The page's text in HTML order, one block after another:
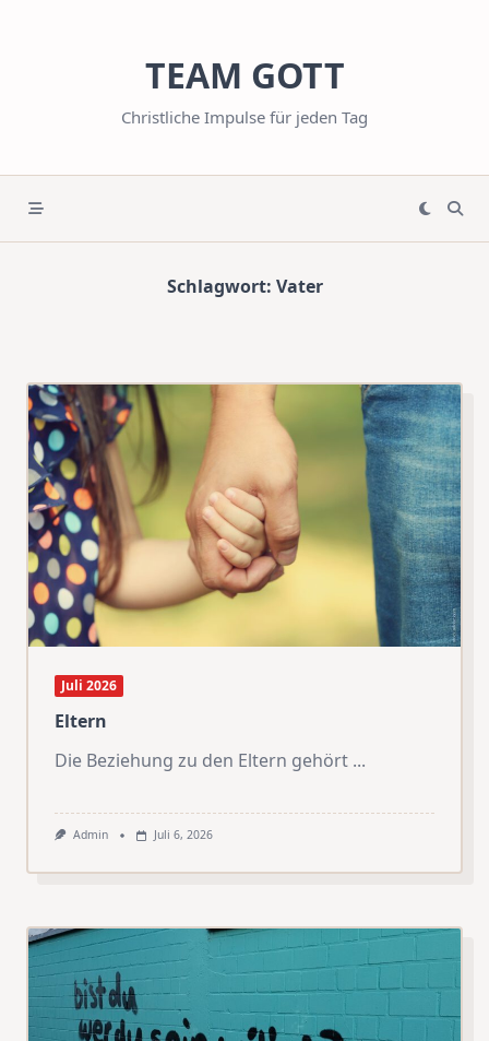
TEAM GOTT
Christliche Impulse für jeden Tag
Schlagwort: Vater
Juli 2026
Eltern
Die Beziehung zu den Eltern gehört ...
Admin Juli 6, 2026